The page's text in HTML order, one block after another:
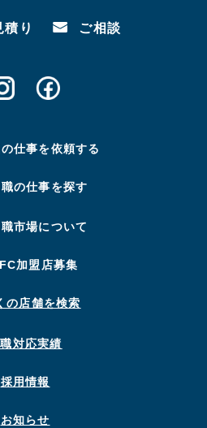
積り ご相談
仕事を依頼する
の仕事を探す
市場について
FC加盟店募集
の店舗を検索
対応実績
採用情報
お知らせ